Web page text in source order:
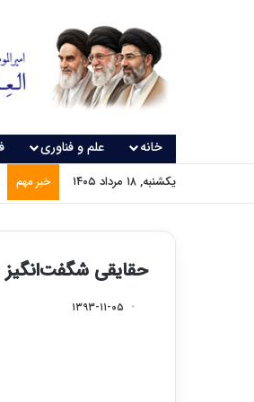
خانه علم و فناوری
یکشنبه, ۱۸ مرداد ۱۴۰۵ خبر مهم
حقایقی شگفت‌انگیز
۱۳۹۳-۱۱-۰۵